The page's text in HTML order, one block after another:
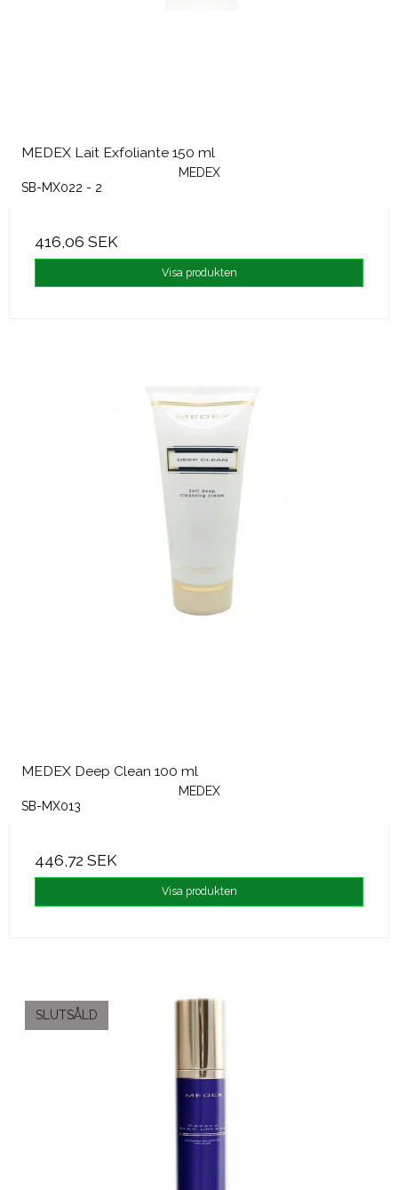
MEDEX Lait Exfoliante 150 ml
MEDEX
SB-MX022 - 2
416,06 SEK
Visa produkten
MEDEX Deep Clean 100 ml
MEDEX
SB-MX013
446,72 SEK
Visa produkten
SLUTSÅLD